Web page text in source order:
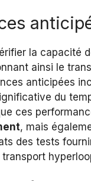
la capacité
ainsi le
anticipées
du
ces
, mais
des tests
transport